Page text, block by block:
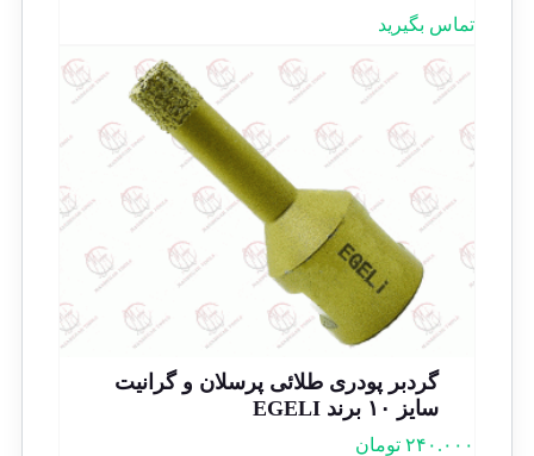
تماس بگیرید
گردبر پودری طلائی پرسلان و گرانیت
سایز ۱۰ برند EGELI
۲۴۰.۰۰۰ تومان